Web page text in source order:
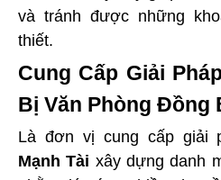
và tránh được những
thiết.
Cung Cấp Giải
Bị Văn Phòng Đồng
Là đơn vị cung cấp giải
Mạnh Tài xây dựng danh